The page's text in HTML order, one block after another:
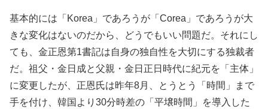
基本的には「Korea」であろうが「Corea」であろうが大
きな変化はないのだから、どうでもいい問題だ。それにし
ても、金正恩第1書記は自身の独自性を大切にする独裁者
だ。祖父・金日成と父親・金日正日時代に紀元を「主体」
に変更したが、正恩氏は昨年8月、とうとう「時間」まで
手を付け、韓国より30分時差の「平壌時間」を導入した